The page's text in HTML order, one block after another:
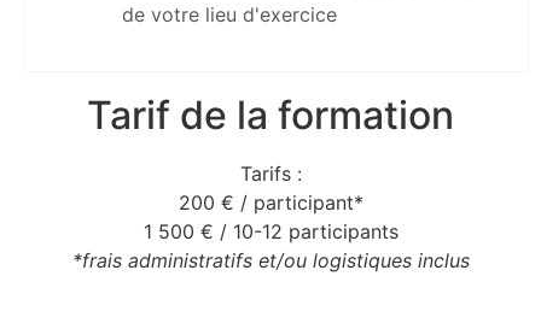
de votre lieu d'exercice
Tarif de la formation
Tarifs :
200 € / participant*
1 500 € / 10-12 participants
*frais administratifs et/ou logistiques inclus